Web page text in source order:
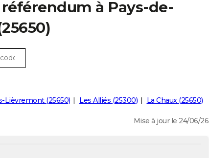
à Pays-de-
Lièvremont (25650) Les Alliés (25300) La Chaux (25650)
Mise à jour le 24/06/26